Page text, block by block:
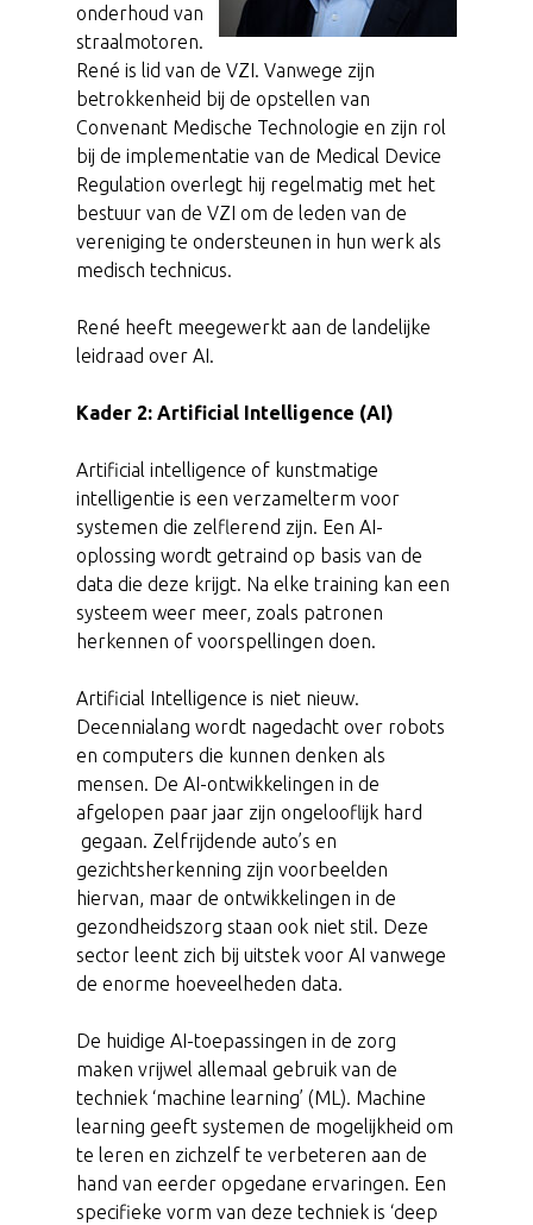
onderhoud van
straalmotoren.
René is lid van de VZI. Vanwege zijn
betrokkenheid bij de opstellen van
Convenant Medische Technologie en zijn rol
bij de implementatie van de Medical Device
Regulation overlegt hij regelmatig met het
bestuur van de VZI om de leden van de
vereniging te ondersteunen in hun werk als
medisch technicus.
René heeft meegewerkt aan de landelijke
leidraad over AI.
Kader 2: Artificial Intelligence (AI)
Artificial intelligence of kunstmatige
intelligentie is een verzamelterm voor
systemen die zelflerend zijn. Een AI-
oplossing wordt getraind op basis van de
data die deze krijgt. Na elke training kan een
systeem weer meer, zoals patronen
herkennen of voorspellingen doen.
Artificial Intelligence is niet nieuw.
Decennialang wordt nagedacht over robots
en computers die kunnen denken als
mensen. De AI-ontwikkelingen in de
afgelopen paar jaar zijn ongelooflijk hard
gegaan. Zelfrijdende auto’s en
gezichtsherkenning zijn voorbeelden
hiervan, maar de ontwikkelingen in de
gezondheidszorg staan ook niet stil. Deze
sector leent zich bij uitstek voor AI vanwege
de enorme hoeveelheden data.
De huidige AI-toepassingen in de zorg
maken vrijwel allemaal gebruik van de
techniek ‘machine learning’ (ML). Machine
learning geeft systemen de mogelijkheid om
te leren en zichzelf te verbeteren aan de
hand van eerder opgedane ervaringen. Een
specifieke vorm van deze techniek is ‘deep